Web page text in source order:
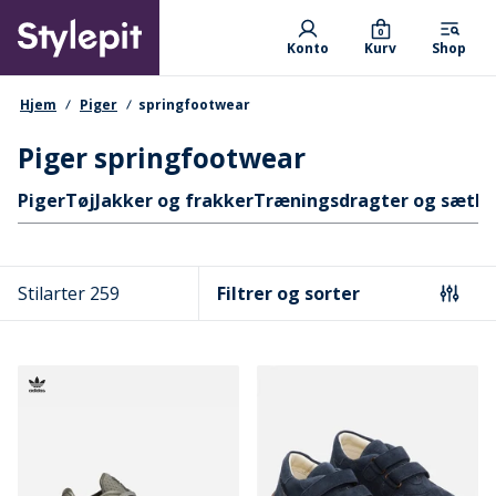
main
content
Primary departments
Konto Kurv
0
Shop
navigationssti
Hjem Piger springfootwear
Piger springfootwear
Hurtige links
PigerTøjJakker og frakkerTræningsdragter og sæt
Stilarter 259 Filtrer og sorter